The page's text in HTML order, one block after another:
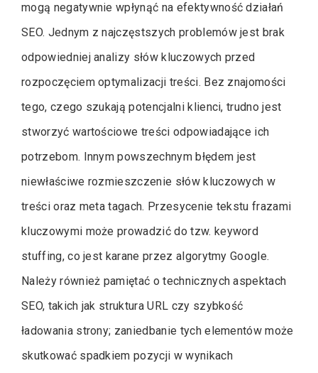
mogą negatywnie wpłynąć na efektywność działań
SEO. Jednym z najczęstszych problemów jest brak
odpowiedniej analizy słów kluczowych przed
rozpoczęciem optymalizacji treści. Bez znajomości
tego, czego szukają potencjalni klienci, trudno jest
stworzyć wartościowe treści odpowiadające ich
potrzebom. Innym powszechnym błędem jest
niewłaściwe rozmieszczenie słów kluczowych w
treści oraz meta tagach. Przesycenie tekstu frazami
kluczowymi może prowadzić do tzw. keyword
stuffing, co jest karane przez algorytmy Google.
Należy również pamiętać o technicznych aspektach
SEO, takich jak struktura URL czy szybkość
ładowania strony; zaniedbanie tych elementów może
skutkować spadkiem pozycji w wynikach